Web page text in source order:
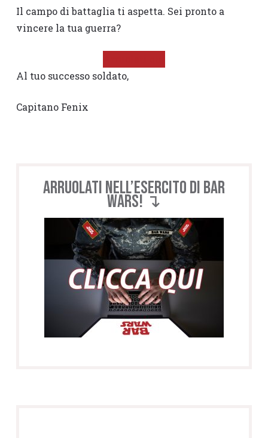
Il campo di battaglia ti aspetta. Sei pronto a
vincere la tua guerra?
Al tuo successo soldato,
Capitano Fenix
Arruolati nell’esercito di BAR
WARS! ↴